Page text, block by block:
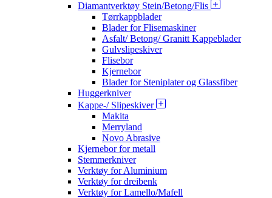
Diamantverktøy Stein/Betong/Flis
Tørrkappblader
Blader for Flisemaskiner
Asfalt/ Betong/ Granitt Kappeblader
Gulvslipeskiver
Flisebor
Kjernebor
Blader for Steniplater og Glassfiber
Huggerkniver
Kappe-/ Slipeskiver
Makita
Merryland
Novo Abrasive
Kjernebor for metall
Stemmerkniver
Verktøy for Aluminium
Verktøy for dreibenk
Verktøy for Lamello/Mafell